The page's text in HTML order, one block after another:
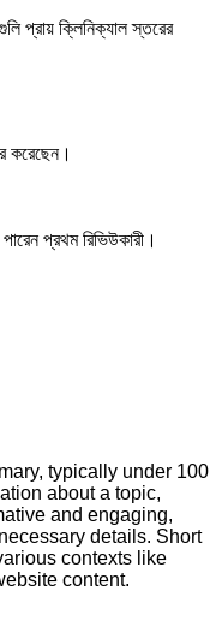
প্রায় ক্লিনিক্যাল স্তরের
করেছেন।
প্রথম রিভিউকারী।
typically under 100
about a topic,
and engaging,
details. Short
contexts like
content.